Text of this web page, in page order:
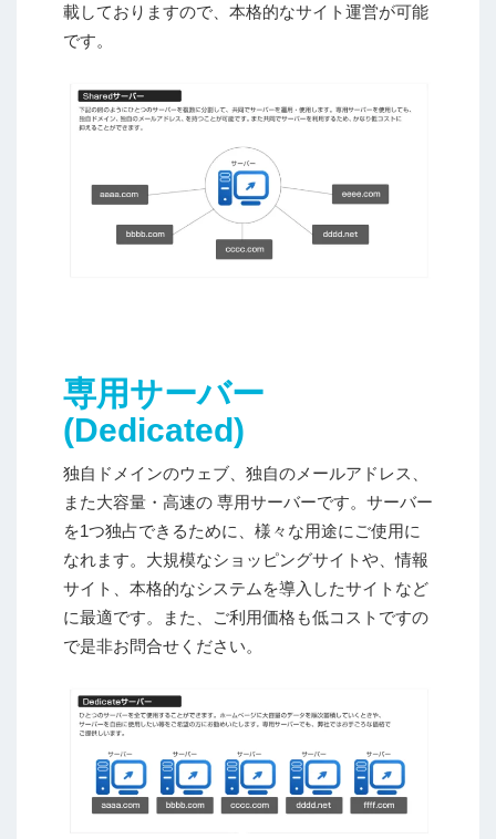
載しておりますので、本格的なサイト運営が可能
です。
専用サーバー
(Dedicated)
独自ドメインのウェブ、独自のメールアドレス、
また大容量・高速の 専用サーバーです。サーバー
を1つ独占できるために、様々な用途にご使用に
なれます。大規模なショッピングサイトや、情報
サイト、本格的なシステムを導入したサイトなど
に最適です。また、ご利用価格も低コストですの
で是非お問合せください。